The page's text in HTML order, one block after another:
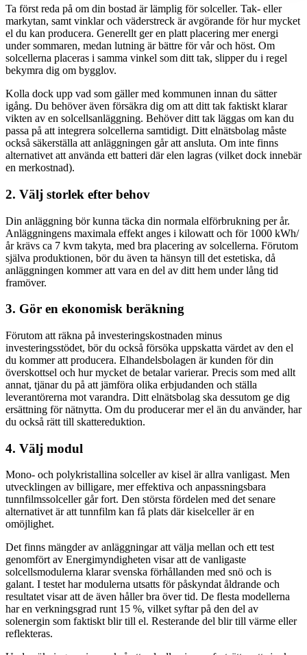
Ta först reda på om din bostad är lämplig för solceller. Tak- eller
markytan, samt vinklar och väderstreck är avgörande för hur mycket
el du kan producera. Generellt ger en platt placering mer energi
under sommaren, medan lutning är bättre för vår och höst. Om
solcellerna placeras i samma vinkel som ditt tak, slipper du i regel
bekymra dig om bygglov.
Kolla dock upp vad som gäller med kommunen innan du sätter
igång. Du behöver även försäkra dig om att ditt tak faktiskt klarar
vikten av en solcellsanläggning. Behöver ditt tak läggas om kan du
passa på att integrera solcellerna samtidigt. Ditt elnätsbolag måste
också säkerställa att anläggningen går att ansluta. Om inte finns
alternativet att använda ett batteri där elen lagras (vilket dock innebär
en merkostnad).
2. Välj storlek efter behov
Din anläggning bör kunna täcka din normala elförbrukning per år.
Anläggningens maximala effekt anges i kilowatt och för 1000 kWh/
år krävs ca 7 kvm takyta, med bra placering av solcellerna. Förutom
själva produktionen, bör du även ta hänsyn till det estetiska, då
anläggningen kommer att vara en del av ditt hem under lång tid
framöver.
3. Gör en ekonomisk beräkning
Förutom att räkna på investeringskostnaden minus
investeringsstödet, bör du också försöka uppskatta värdet av den el
du kommer att producera. Elhandelsbolagen är kunden för din
överskottsel och hur mycket de betalar varierar. Precis som med allt
annat, tjänar du på att jämföra olika erbjudanden och ställa
leverantörerna mot varandra. Ditt elnätsbolag ska dessutom ge dig
ersättning för nätnytta. Om du producerar mer el än du använder, har
du också rätt till skattereduktion.
4. Välj modul
Mono- och polykristallina solceller av kisel är allra vanligast. Men
utvecklingen av billigare, mer effektiva och anpassningsbara
tunnfilmssolceller går fort. Den största fördelen med det senare
alternativet är att tunnfilm kan få plats där kiselceller är en
omöjlighet.
Det finns mängder av anläggningar att välja mellan och ett test
genomfört av Energimyndigheten visar att de vanligaste
solcellsmodulerna klarar svenska förhållanden med snö och is
galant. I testet har modulerna utsatts för påskyndat åldrande och
resultatet visar att de även håller bra över tid. De flesta modellerna
har en verkningsgrad runt 15 %, vilket syftar på den del av
solenergin som faktiskt blir till el. Resterande del blir till värme eller
reflekteras.